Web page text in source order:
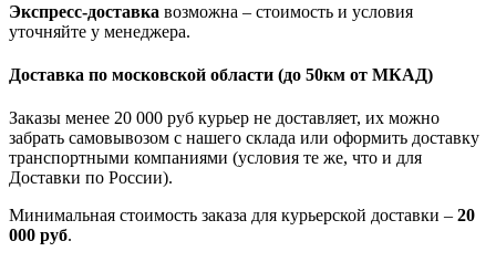
Экспресс-доставка возможна – стоимость и условия
уточняйте у менеджера.
Доставка по московской области (до 50км от МКАД)
Заказы менее 20 000 руб курьер не доставляет, их можно
забрать самовывозом с нашего склада или оформить доставку
транспортными компаниями (условия те же, что и для
Доставки по России).
Минимальная стоимость заказа для курьерской доставки – 20
000 руб.